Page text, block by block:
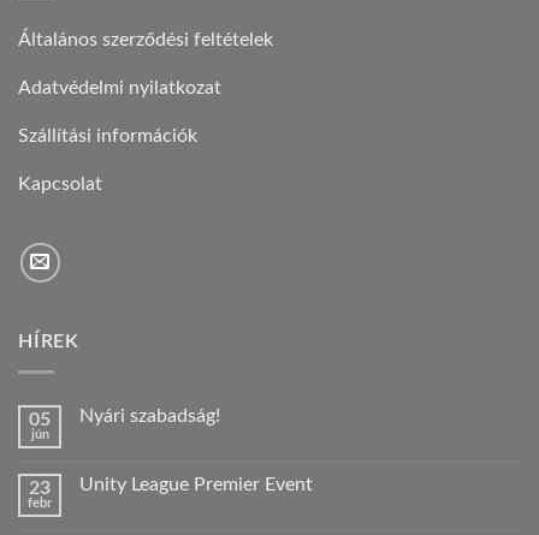
Általános szerződési feltételek
Adatvédelmi nyilatkozat
Szállítási információk
Kapcsolat
HÍREK
05
jún
Nyári szabadság!
Nyári
23
febr
Unity League Premier Event